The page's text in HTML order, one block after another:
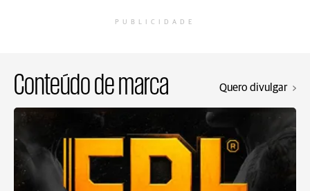
PUBLICIDADE
Conteúdo de marca Quero divulgar